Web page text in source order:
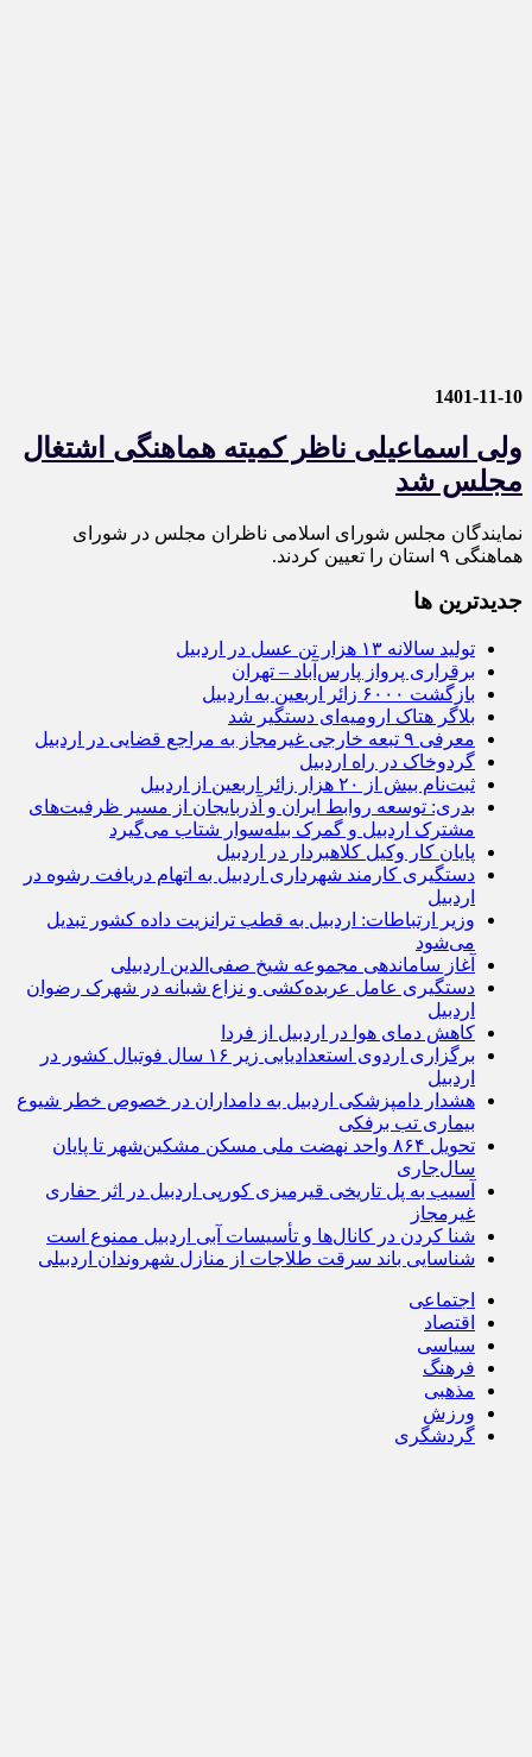
1401-11-10
ولی اسماعیلی ناظر کمیته هماهنگی اشتغال
مجلس شد
نمایندگان مجلس شورای اسلامی ناظران مجلس در شورای
هماهنگی ۹ استان را تعیین کردند.
جديدترين ها
تولید سالانه ۱۳ هزار تن عسل در اردبیل
برقراری پرواز پارس‌آباد – تهران
بازگشت ۶۰۰۰ زائر اربعین به اردبیل
بلاگر هتاک ارومیه‌ای دستگیر شد
معرفی ۹ تبعه خارجی غیرمجاز به مراجع قضایی در اردبیل
گردوخاک در راه اردبیل
ثبت‌نام بیش از ۲۰ هزار زائر اربعین از اردبیل
بدری: توسعه روابط ایران و آذربایجان از مسیر ظرفیت‌های
مشترک اردبیل و گمرک بیله‌سوار شتاب می‌گیرد
پایان کار وکیل کلاهبردار در اردبیل
دستگیری کارمند شهرداری اردبیل به اتهام دریافت رشوه در
اردبیل
وزیر ارتباطات: اردبیل به قطب ترانزیت داده کشور تبدیل
می‌شود
آغاز ساماندهی مجموعه شیخ صفی‌الدین اردبیلی
دستگیری عامل عربده‌کشی و نزاع شبانه در شهرک رضوان
اردبیل
کاهش دمای هوا در اردبیل از فردا
برگزاری اردوی استعدادیابی زیر ۱۶ سال فوتبال کشور در
اردبیل
هشدار دامپزشکی اردبیل به دامداران در خصوص خطر شیوع
بیماری تب برفکی
تحویل ۸۶۴ واحد نهضت ملی مسکن مشکین‌شهر تا پایان
سال‌جاری
آسیب به پل تاریخی قیرمیزی کورپی اردبیل در اثر حفاری
غیرمجاز
شنا کردن در کانال‌ها و تأسیسات آبی اردبیل ممنوع است
شناسایی باند سرقت طلاجات از منازل شهروندان اردبیلی
اجتماعی
اقتصاد
سیاسی
فرهنگ
مذهبی
ورزش
گردشگری